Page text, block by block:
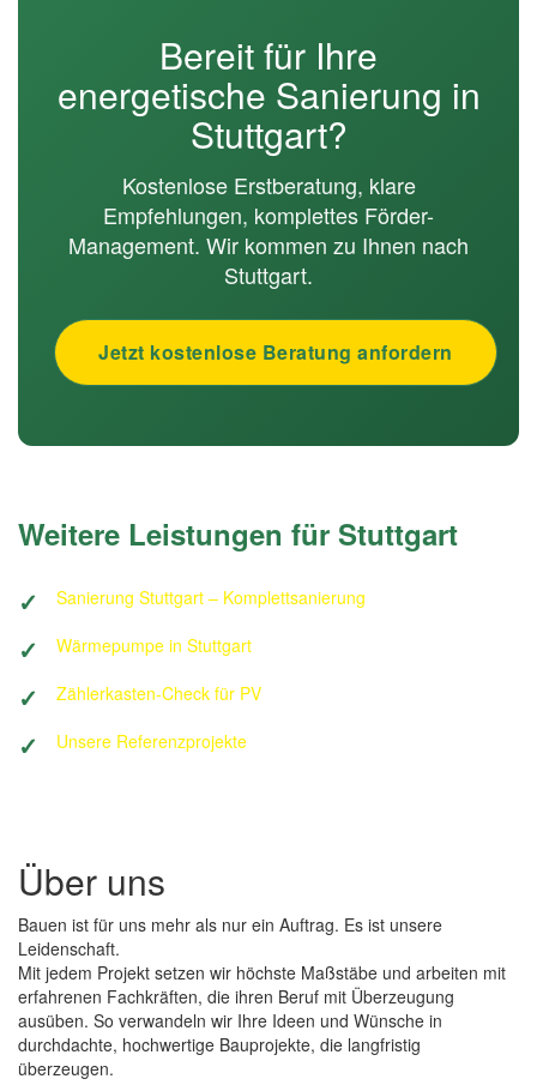
Bereit für Ihre
energetische Sanierung in
Stuttgart?
Kostenlose Erstberatung, klare
Empfehlungen, komplettes Förder-
Management. Wir kommen zu Ihnen nach
Stuttgart.
Jetzt kostenlose Beratung anfordern
Weitere Leistungen für Stuttgart
Sanierung Stuttgart – Komplettsanierung
Wärmepumpe in Stuttgart
Zählerkasten-Check für PV
Unsere Referenzprojekte
Über uns
Bauen ist für uns mehr als nur ein Auftrag. Es ist unsere
Leidenschaft.
Mit jedem Projekt setzen wir höchste Maßstäbe und arbeiten mit
erfahrenen Fachkräften, die ihren Beruf mit Überzeugung
ausüben. So verwandeln wir Ihre Ideen und Wünsche in
durchdachte, hochwertige Bauprojekte, die langfristig
überzeugen.